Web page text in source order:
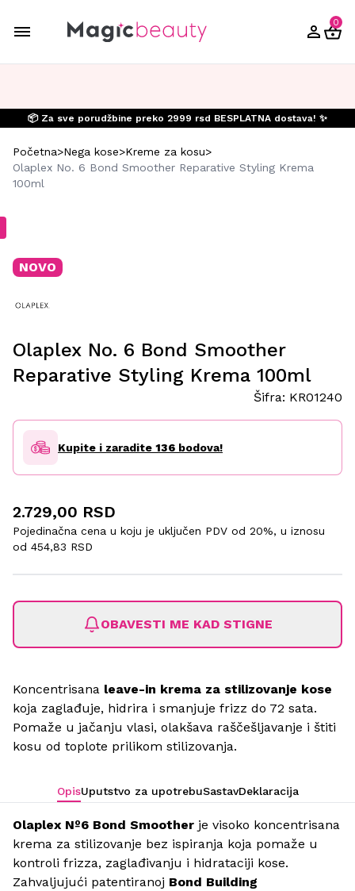
0
📦 Za sve porudžbine preko 2999 rsd BESPLATNA dostava! ✨
Početna>Nega kose>Kreme za kosu>
Olaplex No. 6 Bond Smoother Reparative Styling Krema
100ml
NOVO
Olaplex No. 6 Bond Smoother
Reparative Styling Krema 100ml
Šifra: KR01240
Kupite i zaradite 136 bodova!
2.729,00 RSD
Pojedinačna cena u koju je uključen PDV od 20%, u iznosu
od 454,83 RSD
OBAVESTI ME KAD STIGNE
Koncentrisana leave-in krema za stilizovanje kose
koja zaglađuje, hidrira i smanjuje frizz do 72 sata.
Pomaže u jačanju vlasi, olakšava raščešljavanje i štiti
kosu od toplote prilikom stilizovanja.
OpisUputstvo za upotrebuSastavDeklaracija
Olaplex Nº6 Bond Smoother je visoko koncentrisana
krema za stilizovanje bez ispiranja koja pomaže u
kontroli frizza, zaglađivanju i hidrataciji kose.
Zahvaljujući patentiranoj Bond Building